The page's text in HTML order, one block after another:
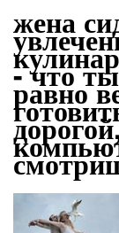
жена
- что
равно